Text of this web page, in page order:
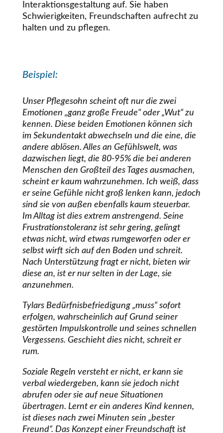
Interaktionsgestaltung auf. Sie haben
Schwierigkeiten, Freundschaften aufrecht zu
halten und zu pflegen.
Beispiel:
Unser Pflegesohn scheint oft nur die zwei
Emotionen „ganz große Freude“ oder „Wut“ zu
kennen. Diese beiden Emotionen können sich
im Sekundentakt abwechseln und die eine, die
andere ablösen. Alles an Gefühlswelt, was
dazwischen liegt, die 80-95% die bei anderen
Menschen den Großteil des Tages ausmachen,
scheint er kaum wahrzunehmen. Ich weiß, dass
er seine Gefühle nicht groß lenken kann, jedoch
sind sie von außen ebenfalls kaum steuerbar.
Im Alltag ist dies extrem anstrengend. Seine
Frustrationstoleranz ist sehr gering, gelingt
etwas nicht, wird etwas rumgeworfen oder er
selbst wirft sich auf den Boden und schreit.
Nach Unterstützung fragt er nicht, bieten wir
diese an, ist er nur selten in der Lage, sie
anzunehmen.
Tylars Bedürfnisbefriedigung „muss“ sofort
erfolgen, wahrscheinlich auf Grund seiner
gestörten Impulskontrolle und seines schnellen
Vergessens. Geschieht dies nicht, schreit er
rum.
Soziale Regeln versteht er nicht, er kann sie
verbal wiedergeben, kann sie jedoch nicht
abrufen oder sie auf neue Situationen
übertragen. Lernt er ein anderes Kind kennen,
ist dieses nach zwei Minuten sein „bester
Freund“. Das Konzept einer Freundschaft ist